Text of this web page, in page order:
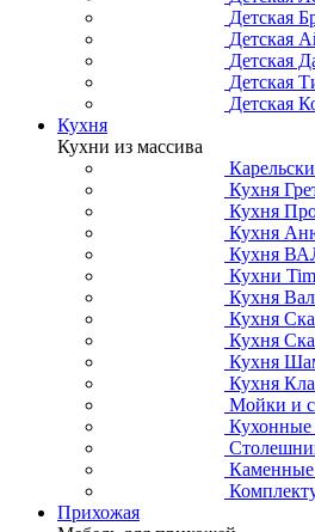
Детская
Детская
Детская
Детская
Детская
Кухня
Кухни из массива
Кухня
Кухня
Кухня
Кухня
Кухни
Кухня
Кухня
Кухня
Кухня
Кухня
Мойки и
Прихожая